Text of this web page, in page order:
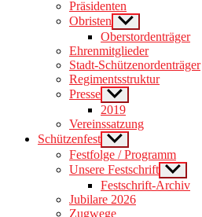
Präsidenten
Obristen Show
sub
menu
Oberstordenträger
Ehrenmitglieder
Stadt-Schützenordenträger
Regimentsstruktur
Presse Show
sub
menu
2019
Vereinssatzung
Schützenfest Show
sub
menu
Festfolge / Programm
Unsere Festschrift Show
sub
menu
Festschrift-Archiv
Jubilare 2026
Zugwege